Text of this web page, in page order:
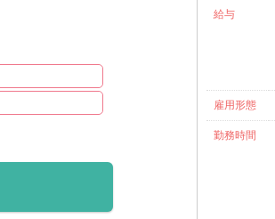
給与
雇用形態
勤務時間